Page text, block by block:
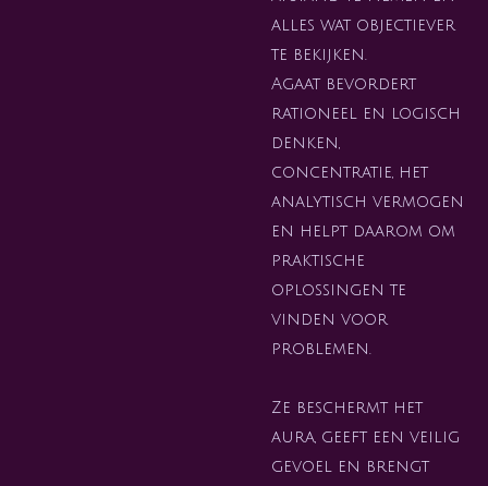
alles wat objectiever
te bekijken.
Agaat bevordert
rationeel en logisch
denken,
concentratie, het
analytisch vermogen
en helpt daarom om
praktische
oplossingen te
vinden voor
problemen.
Ze beschermt het
aura, geeft een veilig
gevoel en brengt